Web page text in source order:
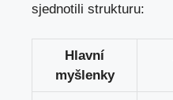
sjednotili strukturu:
Hlavní
myšlenky